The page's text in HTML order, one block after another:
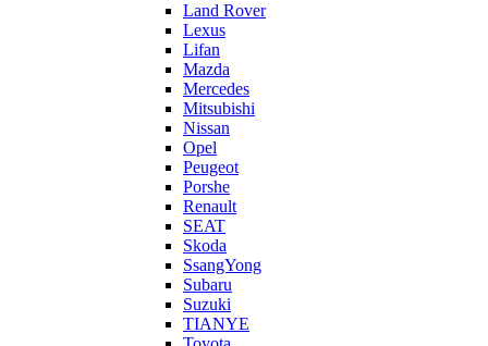
Land Rover
Lexus
Lifan
Mazda
Mercedes
Mitsubishi
Nissan
Opel
Peugeot
Porshe
Renault
SEAT
Skoda
SsangYong
Subaru
Suzuki
TIANYE